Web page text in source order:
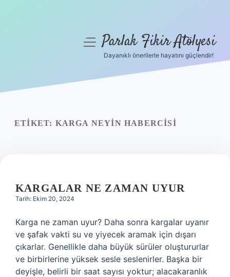
Yasal Uyarı
menüyüParlak Fikir Atölyesi
Dayanıklı önerilerle hayatını güçlendir!
ETIKET: KARGA NEYIN HABERCISI
KARGALAR NE ZAMAN UYUR
Tarih: Ekim 20, 2024
Karga ne zaman uyur? Daha sonra kargalar uyanır
ve şafak vakti su ve yiyecek aramak için dışarı
çıkarlar. Genellikle daha büyük sürüler oluştururlar
ve birbirlerine yüksek sesle seslenirler. Başka bir
deyişle, belirli bir saat sayısı yoktur; alacakaranlık